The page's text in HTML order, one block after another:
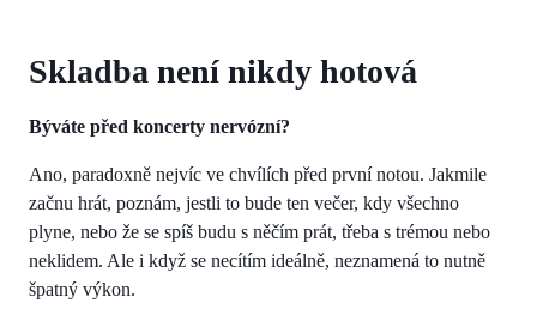
Skladba není nikdy hotová
Býváte před koncerty nervózní?
Ano, paradoxně nejvíc ve chvílích před první notou. Jakmile
začnu hrát, poznám, jestli to bude ten večer, kdy všechno
plyne, nebo že se spíš budu s něčím prát, třeba s trémou nebo
neklidem. Ale i když se necítím ideálně, neznamená to nutně
špatný výkon.